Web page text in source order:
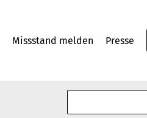
Missstand melden Presse